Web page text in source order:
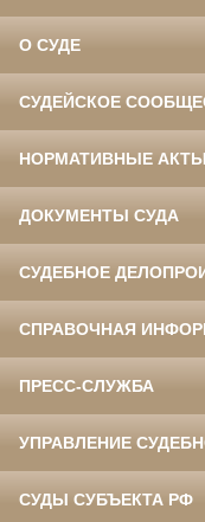
О СУДЕ
СУДЕЙСКОЕ
НОРМАТИВНЫЕ АКТЫ
ДОКУМЕНТЫ СУДА
СУДЕБНОЕ
СПРАВОЧНАЯ
ПРЕСС-СЛУЖБА
УПРАВЛЕНИЕ
СУДЫ СУБЪЕКТА РФ